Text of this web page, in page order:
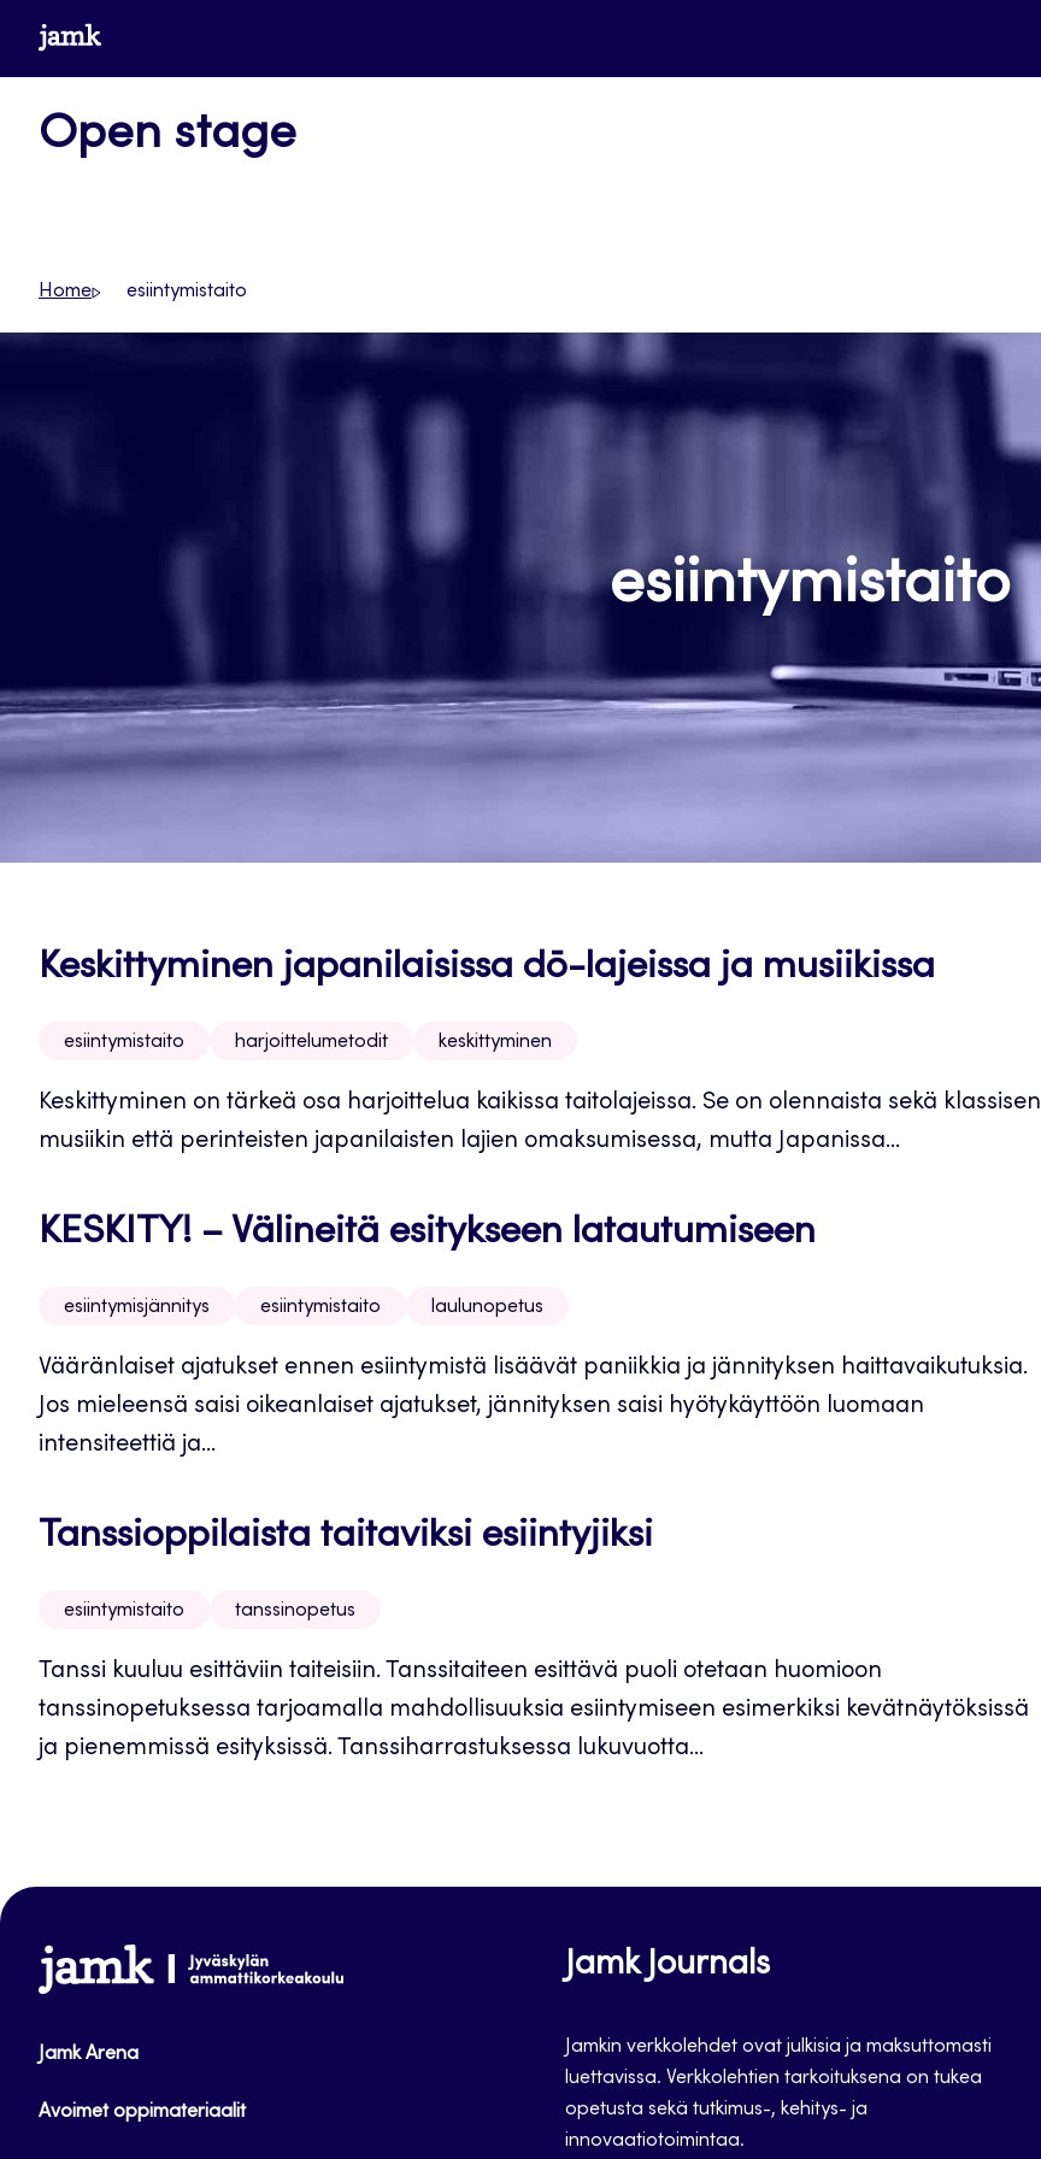
Siirrywww.jamk.fi
Open stage
Home esiintymistaito
esiintymistaito
Keskittyminen japanilaisissa dō-lajeissa ja musiikissa
esiintymistaito harjoittelumetodit keskittyminen
Keskittyminen on tärkeä osa harjoittelua kaikissa taitolajeissa. Se on olennaista sekä klassisen
musiikin että perinteisten japanilaisten lajien omaksumisessa, mutta Japanissa...
KESKITY! – Välineitä esitykseen latautumiseen
esiintymisjännitys esiintymistaito laulunopetus
Vääränlaiset ajatukset ennen esiintymistä lisäävät paniikkia ja jännityksen haittavaikutuksia.
Jos mieleensä saisi oikeanlaiset ajatukset, jännityksen saisi hyötykäyttöön luomaan
intensiteettiä ja...
Tanssioppilaista taitaviksi esiintyjiksi
esiintymistaito tanssinopetus
Tanssi kuuluu esittäviin taiteisiin. Tanssitaiteen esittävä puoli otetaan huomioon
tanssinopetuksessa tarjoamalla mahdollisuuksia esiintymiseen esimerkiksi kevätnäytöksissä
ja pienemmissä esityksissä. Tanssiharrastuksessa lukuvuotta...
www.jamk.fi
Jamk Arena
Avoimet oppimateriaalit
Jamk Journals
Jamkin verkkolehdet ovat julkisia ja maksuttomasti
luettavissa. Verkkolehtien tarkoituksena on tukea
opetusta sekä tutkimus-, kehitys- ja
innovaatiotoimintaa.